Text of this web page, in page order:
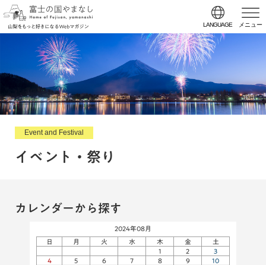
LANGUAGE メニュー
Event and Festival
イベント・祭り
カレンダーから探す
2024年08月
日
月 火 水 木 金
土
1
2
3
4
5 6 7 8 9
10